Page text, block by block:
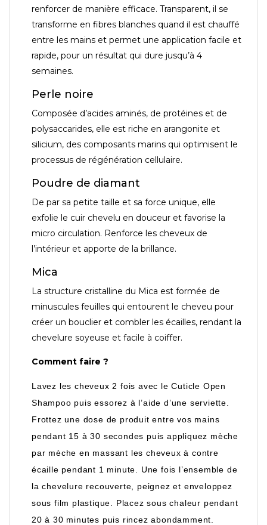
renforcer de manière efficace. Transparent, il se
transforme en fibres blanches quand il est chauffé
entre les mains et permet une application facile et
rapide, pour un résultat qui dure jusqu’à 4
semaines.
Perle noire
Composée d’acides aminés, de protéines et de
polysaccarides, elle est riche en arangonite et
silicium, des composants marins qui optimisent le
processus de régénération cellulaire.
Poudre de diamant
De par sa petite taille et sa force unique, elle
exfolie le cuir chevelu en douceur et favorise la
micro circulation. Renforce les cheveux de
l’intérieur et apporte de la brillance.
Mica
La structure cristalline du Mica est formée de
minuscules feuilles qui entourent le cheveu pour
créer un bouclier et combler les écailles, rendant la
chevelure soyeuse et facile à coiffer.
Comment faire ?
Lavez les cheveux 2 fois avec le Cuticle Open
Shampoo puis essorez à l’aide d’une serviette.
Frottez une dose de produit entre vos mains
pendant 15 à 30 secondes puis appliquez mèche
par mèche en massant les cheveux à contre
écaille pendant 1 minute. Une fois l’ensemble de
la chevelure recouverte, peignez et enveloppez
sous film plastique. Placez sous chaleur pendant
20 à 30 minutes puis rincez abondamment.